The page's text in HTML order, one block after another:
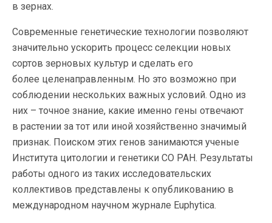
в зернах.
Современные генетические технологии позволяют
значительно ускорить процесс селекции новых
сортов зерновых культур и сделать его
более целенаправленным. Но это возможно при
соблюдении нескольких важных условий. Одно из
них – точное знание, какие именно гены отвечают
в растении за тот или иной хозяйственно значимый
признак. Поиском этих генов занимаются ученые
Института цитологии и генетики СО РАН. Результаты
работы одного из таких исследовательских
коллективов представлены к опубликованию в
международном научном журнале Euphytica.